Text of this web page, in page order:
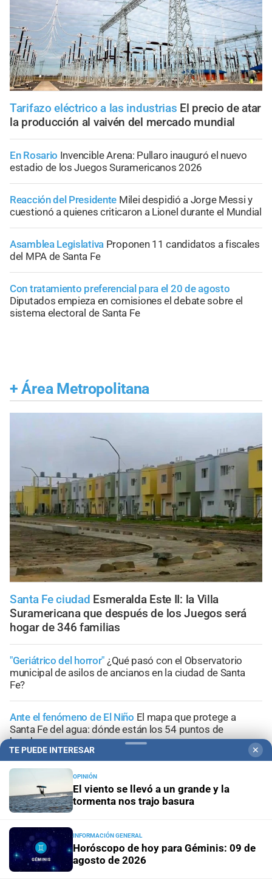
Tarifazo eléctrico a las industrias El precio de atar
la producción al vaivén del mercado mundial
En Rosario Invencible Arena: Pullaro inauguró el nuevo
estadio de los Juegos Suramericanos 2026
Reacción del Presidente Milei despidió a Jorge Messi y
cuestionó a quienes criticaron a Lionel durante el Mundial
Asamblea Legislativa Proponen 11 candidatos a fiscales
del MPA de Santa Fe
Con tratamiento preferencial para el 20 de agosto
Diputados empieza en comisiones el debate sobre el
sistema electoral de Santa Fe
+ Área Metropolitana
Santa Fe ciudad Esmeralda Este II: la Villa
Suramericana que después de los Juegos será
hogar de 346 familias
"Geriátrico del horror" ¿Qué pasó con el Observatorio
municipal de asilos de ancianos en la ciudad de Santa
Fe?
Ante el fenómeno de El Niño El mapa que protege a
Santa Fe del agua: dónde están los 54 puntos de
bombeo
Clima
Qué dice el pronóstico de este sábado en la ciudad
de Santa Fe
informativo que lanzó la ciudad de Santa Fe
TE PUEDE INTERESAR ✕
OPINIÓN
El viento se llevó a un grande y la
tormenta nos trajo basura
INFORMACIÓN GENERAL
Horóscopo de hoy para Géminis: 09 de
agosto de 2026